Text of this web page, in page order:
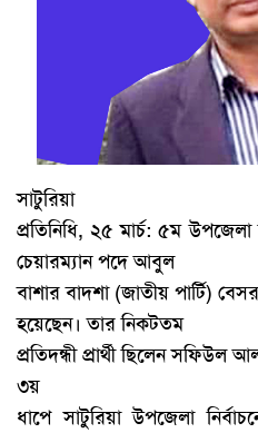
সাটুরিয়া
প্রতিনিধি, ২৫ মার্চ: ৫ম
চেয়ারম্যান পদে আবুল
বাশার বাদশা (জাতীয় পার্টি)
হয়েছেন। তার নিকটতম
প্রতিদন্ধী প্রার্থী ছিলেন সফিউল
৩য়
ধাপে সাটুরিয়া উপজেলা